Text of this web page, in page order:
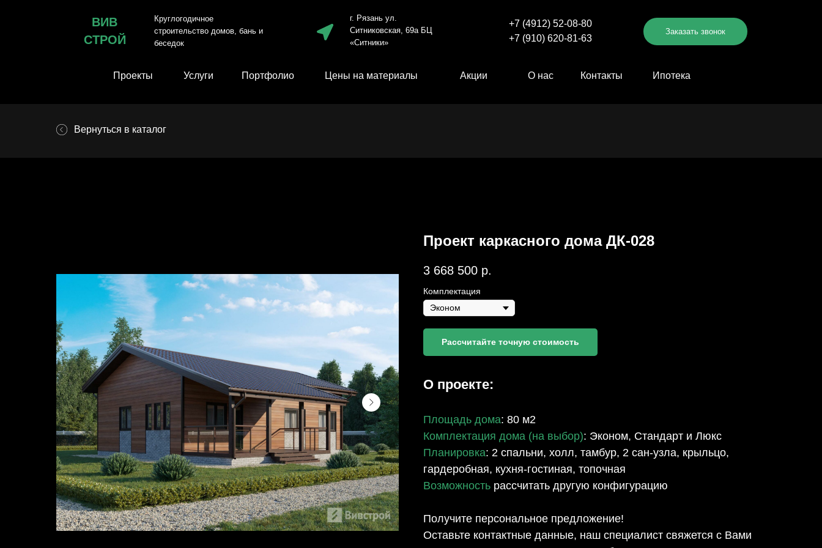
ВИВ
СТРОЙ
Круглогодичное
строительство домов, бань и
беседок
г. Рязань ул.
Ситниковская, 69а БЦ
«Ситники»
+7 (4912) 52-08-80
+7 (910) 620-81-63
Заказать звонок
Проекты Услуги Портфолио Цены на материалы Акции О нас Контакты Ипотека
Вернуться в каталог
Проект каркасного дома ДК-028
3 668 500 р.
Комплектация
Рассчитайте точную стоимость
О проекте:
Площадь дома: 80 м2
Комплектация дома (на выбор): Эконом, Стандарт и Люкс
Планировка: 2 спальни, холл, тамбур, 2 сан-узла, крыльцо,
гардеробная, кухня-гостиная, топочная
Возможность рассчитать другую конфигурацию
Получите персональное предложение!
Оставьте контактные данные, наш специалист свяжется с Вами